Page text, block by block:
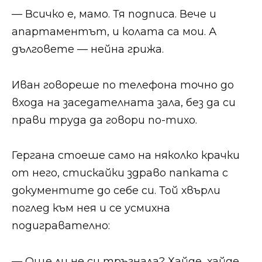
— Всичко е, мамо. Тя подписа. Вече и
апартаментът, и колата са мои. А
дълговете — нейна грижа.
Иван говореше по телефона точно до
входа на заседателната зала, без да си
прави труда да говори по-тихо.
Гергана стоеше само на няколко крачки
от него, стискайки здраво папката с
документите до себе си. Той хвърли
поглед към нея и се усмихна
подигравателно: